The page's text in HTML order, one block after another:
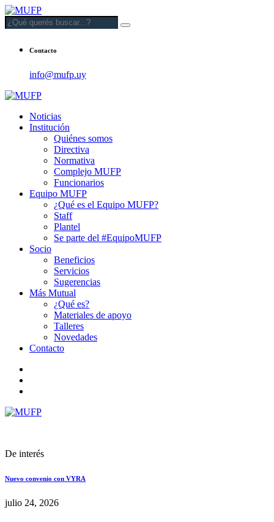
Contacto
info@mufp.uy
Noticias
Institución
Quiénes somos
Directiva
Normativa
Complejo MUFP
Funcionarios
Equipo MUFP
¿Qué es el Equipo MUFP?
Staff
Plantel
Se parte del #EquipoMUFP
Socio
Beneficios
Servicios
Sugerencias
Más Mutual
¿Qué es?
Materiales de apoyo
Talleres
Novedades
Contacto
De interés
Nuevo convenio con VYRA
julio 24, 2026